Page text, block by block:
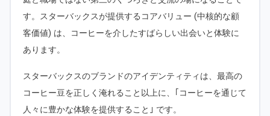
す。スターバックスが提供するコアバリュー (中核的な顧
客価値) は、コーヒーを介したすばらしい出会いと体験に
あります。
スターバックスのブランドのアイデンティティは、最高の
コーヒー豆を正しく淹れること以上に、｢コーヒーを通じて
人々に豊かな体験を提供すること｣ です。